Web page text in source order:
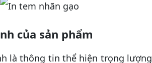
của sản phẩm
là thông tin thể hiện trọng lượng